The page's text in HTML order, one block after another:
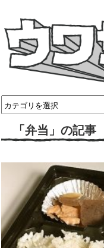
「弁当」の記事